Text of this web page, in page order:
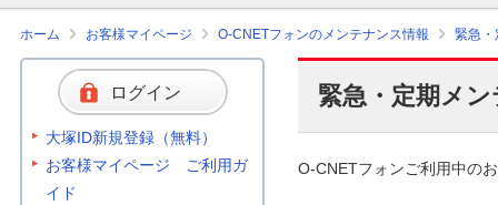
ホーム お客様マイページ O-CNETフォンのメンテナンス情報 緊急・
緊急・定期メ
O-CNETフォンご利用中の
ログイン
大塚ID新規登録（無料）
お客様マイページ ご利用ガ
イド